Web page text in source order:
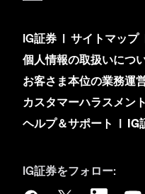
IG証券 | サイトマップ
個人情報の取扱いにつ
お客さま本位の業務運
カスタマーハラスメン
ヘルプ＆サポート
| IG
IG証券をフォロー: